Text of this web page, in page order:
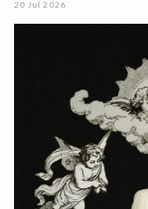
20 Jul 2026